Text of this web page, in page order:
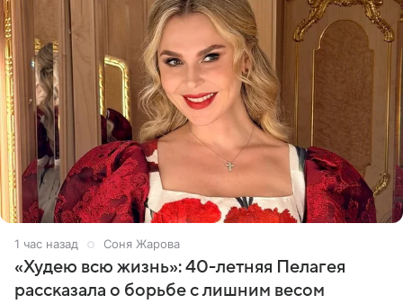
1 час назад Соня Жарова
«Худею всю жизнь»: 40-летняя Пелагея
рассказала о борьбе с лишним весом